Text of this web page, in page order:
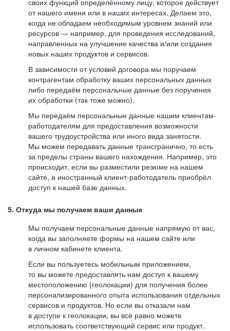
своих функций определённому лицу, которое действует
от нашего имени или в наших интересах. Делаем это,
когда не обладаем необходимым уровнем знаний или
ресурсов — например, для проведения исследований,
направленных на улучшение качества и/или создания
новых наших продуктов и сервисов.
В зависимости от условий договора мы поручаем
контрагентам обработку ваших персональных данных
либо передаём персональные данные без поручения
их обработки (так тоже можно).
Мы передаём персональные данные нашим клиентам-
работодателям для предоставления возможности
вашего трудоустройства или иного вида занятости.
Мы можем передавать данные трансгранично, то есть
за пределы страны вашего нахождения. Например, это
происходит, если вы разместили резюме на нашем
сайте, а иностранный клиент-работодатель приобрёл
доступ к нашей базе данных.
5. Откуда мы получаем ваши данные
Мы получаем персональные данные напрямую от вас,
когда вы заполняете формы на нашем сайте или
в личном кабинете клиента.
Если вы пользуетесь мобильным приложением,
то вы можете предоставлять нам доступ к вашему
местоположению (геолокации) для получения более
персонализированного опыта использования отдельных
сервисов и продуктов. Но если вы отказали нам
в доступе к геолокации, вы всё равно можете
использовать соответствующий сервис или продукт.